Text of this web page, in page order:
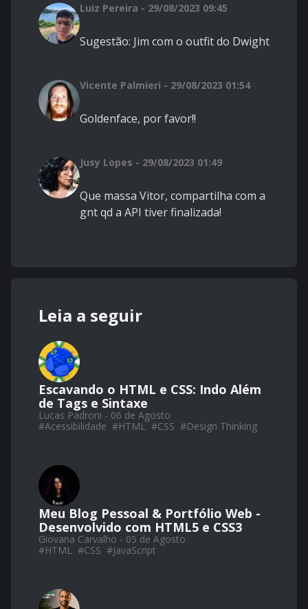
Luiz Pereira - 29/08/2023 09:45
Sugestão: Jim com o outfit do Dwight
Vicente Palmieri - 29/08/2023 01:54
Goldenface, por favor!!
Jusy Lopes - 29/08/2023 01:49
Que massa Vitor, compartilha com a
gnt qd a API tiver finalizada!
Leia a seguir
Escavando o HTML e CSS: Indo Além
de Tags e Sintaxe
Lucas Padroni - 06 de Agosto
#Acessibilidade #HTML #CSS #Design Thinking
Meu Blog Pessoal & Portfólio Web -
Desenvolvido com HTML5 e CSS3
Giovana Carvalho - 05 de Agosto
#HTML #CSS #JavaScript